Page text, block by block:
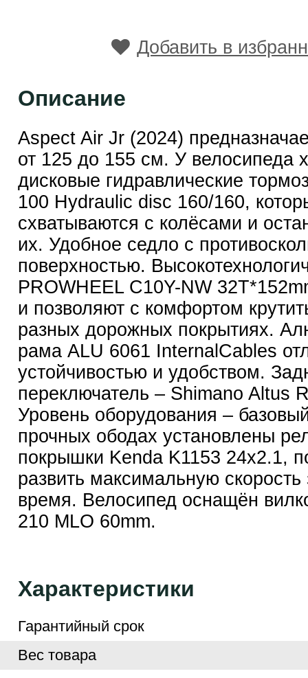
Добавить в
Описание
Aspect Air Jr (2024)
от 125 до 155 см. У велосипеда
дисковые гидравлические
100 Hydraulic disc 160/160,
схватываются с колёсами и
их. Удобное седло с
поверхностью.
PROWHEEL C10Y-NW
и позволяют с комфортом
разных дорожных покрытиях.
рама ALU 6061 InternalCables
устойчивостью и удобством.
переключатель – Shimano Altus
Уровень оборудования –
прочных ободах установлены
покрышки Kenda K1153 24x2.1,
развить максимальную скорость
время. Велосипед оснащён
210 MLO 60mm.
Характеристики
Гарантийный срок
Вес товара